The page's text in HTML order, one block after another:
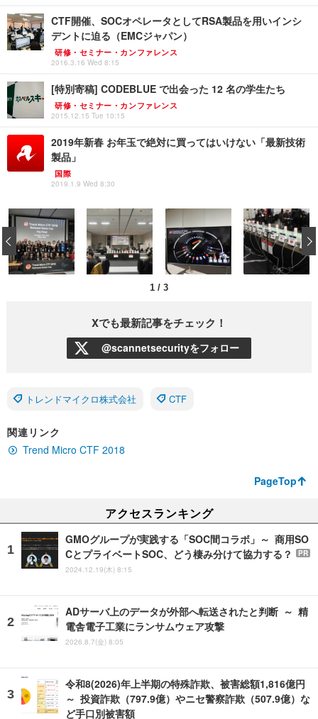
CTF開催、SOCオペレータとしてRSA製品を用いインシ
デントに迫る（EMCジャパン）
研修・セミナー・カンファレンス
2016.3.16 Wed 8:15
[特別寄稿] CODEBLUE で出会った 12 名の学生たち
研修・セミナー・カンファレンス
2015.12.15 Tue 10:15
2019年新春 お年玉で絶対に買ってはいけない「最新技術
製品」
国際
2019.1.9 Wed 8:30
1 / 3
‹
Xでも最新記事をチェック！
@scannetsecurityをフォロー
トレンドマイクロ株式会社 CTF
関連リンク
Trend Micro CTF 2018
PageTop
アクセスランキング
GMOグループが実践する「SOC間コラボ」～ 商用SO
CとプライベートSOC、どう棲み分けて協力する？
PR
2024.12.19(木) 8:15
ADサーバ上のデータが外部へ転送されたと判断 ～ 精
電舎電子工業にランサムウェア攻撃
2026.8.7(金) 8:05
令和8(2026)年上半期の特殊詐欺、被害総額1,816億円
～ 投資詐欺（797.9億）やニセ警察詐欺（507.9億）な
ど手口別被害額